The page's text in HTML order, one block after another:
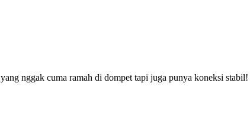
yang nggak cuma ramah di dompet tapi juga punya koneksi